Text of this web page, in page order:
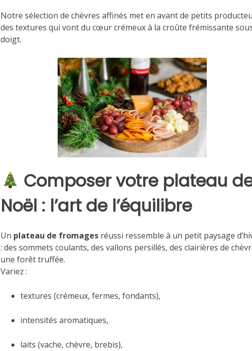
Notre sélection de chèvres affinés met en avant de petits
des textures qui vont du cœur crémeux à la croûte frémissante
doigt.
Composer votre plateau
Noël : l’art de l’équilibre
Un plateau de fromages réussi ressemble à un petit paysage
: des sommets coulants, des vallons persillés, des clairières de
une forêt truffée.
Variez :
textures (crémeux, fermes, fondants),
intensités aromatiques,
laits (vache, chèvre, brebis),